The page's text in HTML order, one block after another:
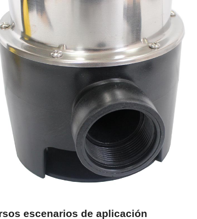
escenarios de aplicación